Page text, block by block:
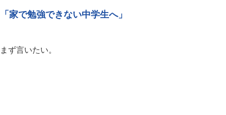
「家で勉強できない中学生へ」
まず言いたい。